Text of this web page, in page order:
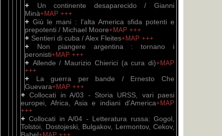
+
Un continente desaparecido / Gianni
Minà+MAP +++
+Giù le mani : l'alta America sfida potenti e
prepotenti / Michael Moore+MAP +++
+ Sentieri di cuba / Alex Fleites+MAP +++
+
Non piangere argentina : tornano i
peronisti+MAP +++
+ Allende / Maurizio Chierici (a cura di)+MAP
+++
+
La guerra per bande / Ernesto Che
Guevara+MAP +++
+Collocati in A/03 - Storia URSS, vari paesi
europei, Africa, Asia e indiani d'America+MAP
+++
+Collocati in A/04 - Letteratura russa: Gogol,
Tolstoi, Dostojeski, Bulgakov, Lermontov, Cekov,